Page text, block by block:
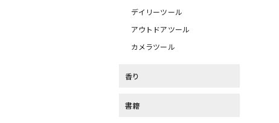
デイリーツール
アウトドアツール
カメラツール
香り
書籍